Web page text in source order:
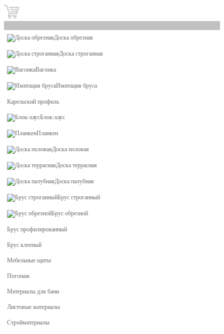
Доска обрезная
Доска строганная
Вагонка
Имитация бруса
Карельский профиль
Блок-хаус
Планкен
Доска половая
Доска террасная
Доска палубная
Брус строганный
Брус обрезной
Брус профилированный
Брус клееный
Мебельные щиты
Погонаж
Материалы для бани
Листовые материалы
Стройматериалы